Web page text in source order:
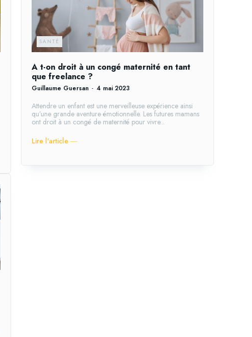
SANTÉ
A t-on droit à un congé maternité en tant
que freelance ?
Guillaume Guersan - 4 mai 2023
Attendre un enfant est une merveilleuse expérience ainsi
qu’une grande aventure émotionnelle. Les futures mamans
ont droit à un congé de maternité pour vivre...
Lire l'article ―